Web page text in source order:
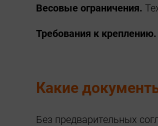
Весовые ограничения.
Требования к креплению.
Какие
Без предварительных